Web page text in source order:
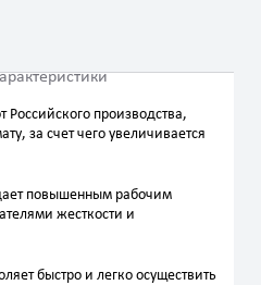
Российского производства,
за счет чего увеличивается
повышенным рабочим
жесткости и
быстро и легко осуществить